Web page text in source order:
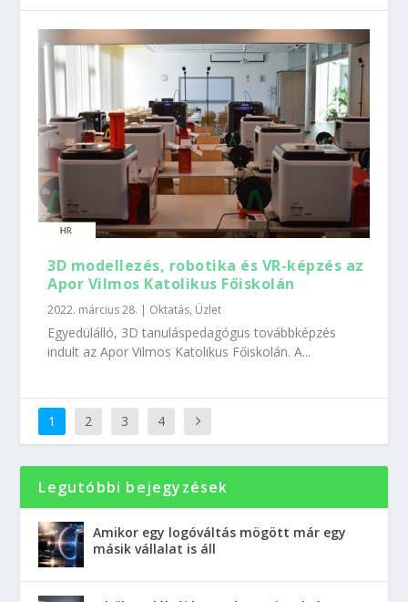
3D modellezés, robotika és VR-képzés az
Apor Vilmos Katolikus Főiskolán
2022. március 28. | Oktatás, Üzlet
Egyedülálló, 3D tanuláspedagógus továbbképzés
indult az Apor Vilmos Katolikus Főiskolán. A...
1 2 3 4
Legutóbbi bejegyzések
Amikor egy logóváltás mögött már egy
másik vállalat is áll